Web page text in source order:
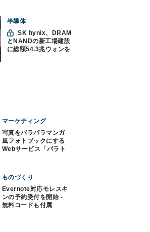
つの神話への賛否
半導体
SK hynix、DRAM
とNANDの新工場建設
に総額54.3兆ウォンを
マーケティング
写真をパラパラマンガ
風フォトブックにする
Webサービス「パラト
ものづくり
Evernote対応モレスキ
ンの予約受付を開始 -
無料コードも付属